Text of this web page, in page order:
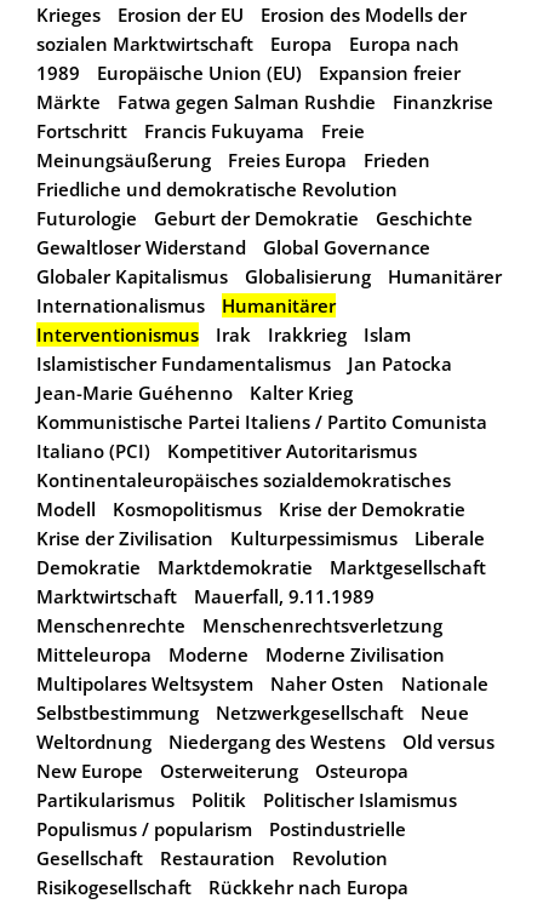
Krieges
Erosion der EU
Erosion des Modells der
sozialen Marktwirtschaft
Europa
Europa nach
1989
Europäische Union (EU)
Expansion freier
Märkte
Fatwa gegen Salman Rushdie
Finanzkrise
Fortschritt
Francis Fukuyama
Freie
Meinungsäußerung
Freies Europa
Frieden
Friedliche und demokratische Revolution
Futurologie
Geburt der Demokratie
Geschichte
Gewaltloser Widerstand
Global Governance
Globaler Kapitalismus
Globalisierung
Humanitärer
Internationalismus
Humanitärer
Interventionismus
Irak Irakkrieg
Islam
Islamistischer Fundamentalismus
Jan Patocka
Jean-Marie Guéhenno
Kalter Krieg
Kommunistische Partei Italiens / Partito Comunista
Italiano (PCI)
Kompetitiver Autoritarismus
Kontinentaleuropäisches sozialdemokratisches
Modell
Kosmopolitismus
Krise der Demokratie
Krise der Zivilisation
Kulturpessimismus
Liberale
Demokratie
Marktdemokratie
Marktgesellschaft
Marktwirtschaft
Mauerfall, 9.11.1989
Menschenrechte
Menschenrechtsverletzung
Mitteleuropa
Moderne
Moderne Zivilisation
Multipolares Weltsystem
Naher Osten
Nationale
Selbstbestimmung
Netzwerkgesellschaft
Neue
Weltordnung
Niedergang des Westens
Old versus
New Europe
Osterweiterung
Osteuropa
Partikularismus
Politik
Politischer Islamismus
Populismus / popularism
Postindustrielle
Gesellschaft
Restauration
Revolution
Risikogesellschaft
Rückkehr nach Europa